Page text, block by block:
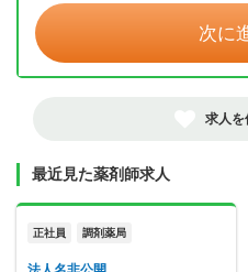
次に
求人を
最近見た薬剤師求人
正社員 調剤薬局